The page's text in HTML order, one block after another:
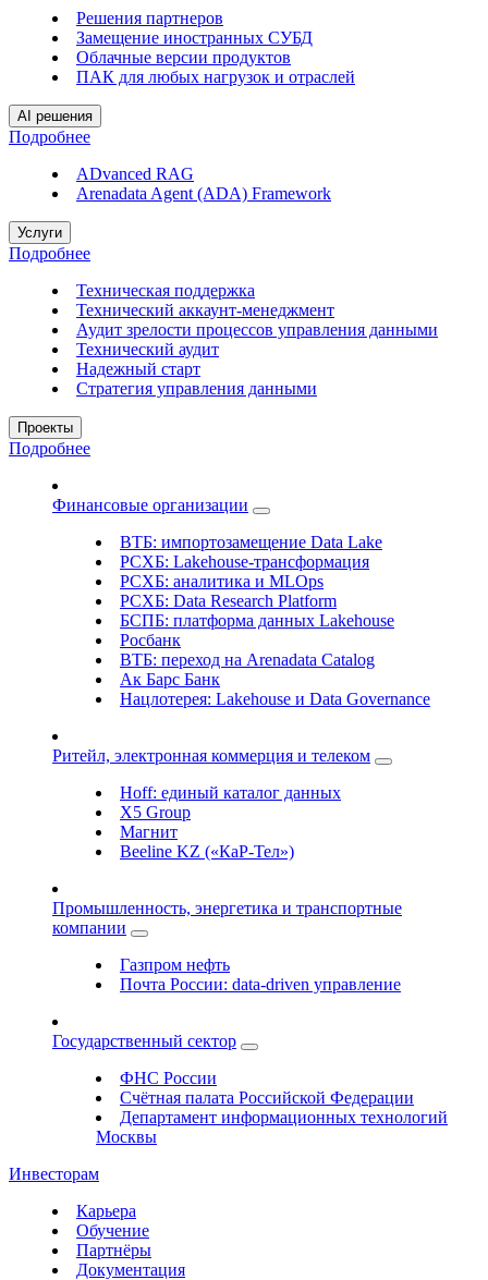
Решения партнеров
Замещение иностранных СУБД
Облачные версии продуктов
ПАК для любых нагрузок и отраслей
AI решения
Подробнее
ADvanced RAG
Arenadata Agent (ADA) Framework
Услуги
Подробнее
Техническая поддержка
Технический аккаунт-менеджмент
Аудит зрелости процессов управления данными
Технический аудит
Надежный старт
Стратегия управления данными
Проекты
Подробнее
Финансовые организации
ВТБ: импортозамещение Data Lake
РСХБ: Lakehouse-трансформация
РСХБ: аналитика и MLOps
РСХБ: Data Research Platform
БСПБ: платформа данных Lakehouse
Росбанк
ВТБ: переход на Arenadata Catalog
Ак Барс Банк
Нацлотерея: Lakehouse и Data Governance
Ритейл, электронная коммерция и телеком
Hoff: единый каталог данных
X5 Group
Магнит
Beeline KZ («КаР-Тел»)
Промышленность, энергетика и транспортные
компании
Газпром нефть
Почта России: data-driven управление
Государственный сектор
ФНС России
Счётная палата Российской Федерации
Департамент информационных технологий
Москвы
Инвесторам
Карьера
Обучение
Партнёры
Документация